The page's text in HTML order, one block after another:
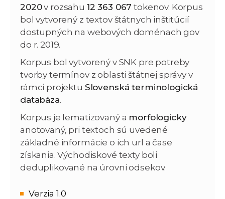
2020v rozsahu 12 363 067 tokenov. Korpus
bol vytvorený z textov štátnych inštitúcií
dostupných na webových doménach gov
do r. 2019.
Korpus bol vytvorený v SNK pre potreby
tvorby termínov z oblasti štátnej správy v
rámci projektu Slovenská terminologická
databáza.
Korpus je lematizovaný a morfologicky
anotovaný, pri textoch sú uvedené
základné informácie o ich url a čase
získania. Východiskové texty boli
deduplikované na úrovni odsekov.
Verzia 1.0